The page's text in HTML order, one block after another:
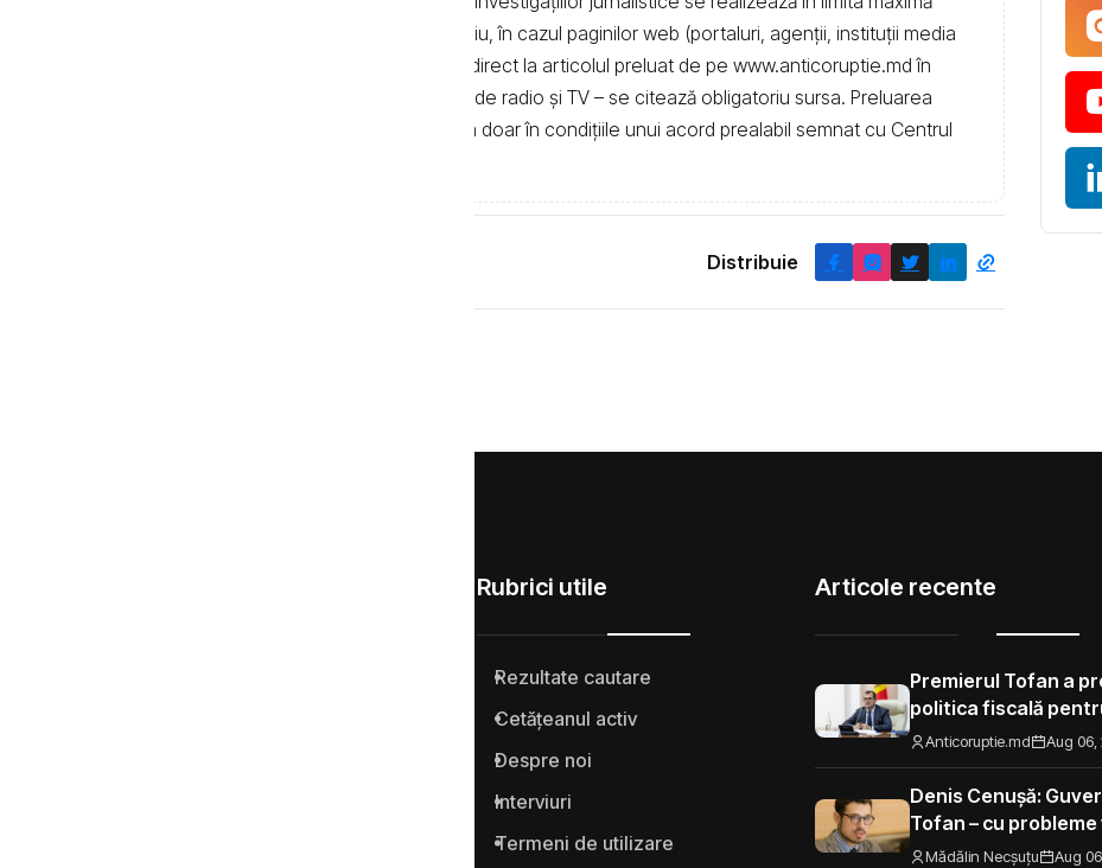
de 500 de semne. În mod obligatoriu, în cazul paginilor web (portaluri, agenții, instituţii media
sau bloguri) trebuie indicat şi linkul direct la articolul preluat de pe www.anticoruptie.md în
primul alineat, iar în cazul posturilor de radio și TV – se citează obligatoriu sursa. Preluarea
integrală a textelor se poate realiza doar în condiţiile unui acord prealabil semnat cu Centrul
Distribuie
Rubrici utile
Rezultate cautare
Cetățeanul activ
Despre noi
Interviuri
Termeni de utilizare
Articole recente
Premierul Tofan a
politica fiscală
„Nu mi se pare
să fie taxat la fel ca
Moldova”
Anticoruptie.md Aug 06,
Denis Cenușă:
Tofan – cu probleme
spre UE
Mădălin Necșuțu Aug